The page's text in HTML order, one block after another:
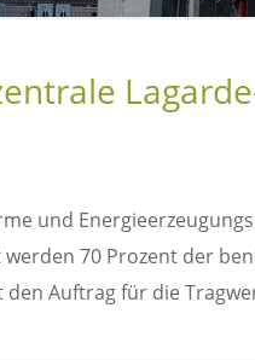
und
70 Prozent der
den Auftrag für die